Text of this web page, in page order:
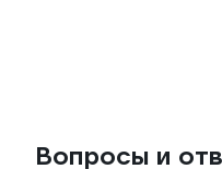
Вопросы и